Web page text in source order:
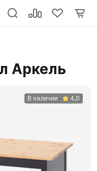
Аркель
В наличии 4,0